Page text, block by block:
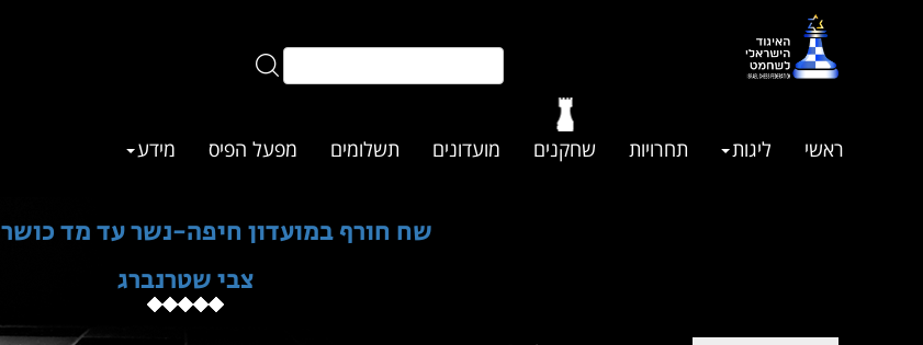
ראשי ליגות תחרויות שחקנים מועדונים תשלומים מפעל הפיס מידע
שח חורף במועדון חיפה-נשר עד מד כושר 2100
צבי שטרנברג